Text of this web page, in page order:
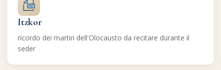
Itzkor
ricordo dei martiri dell'Olocausto da recitare durante il
seder